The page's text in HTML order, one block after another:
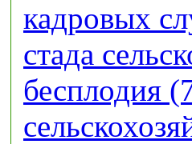
кадровых
стада
бесплодия